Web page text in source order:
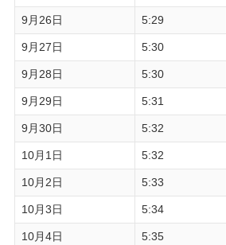
9月26日 5:29
9月27日 5:30
9月28日 5:30
9月29日 5:31
9月30日 5:32
10月1日 5:32
10月2日 5:33
10月3日 5:34
10月4日 5:35